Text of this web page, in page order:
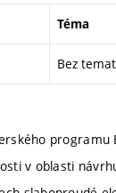
Téma
Bez
v oblasti